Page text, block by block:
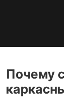
Почему